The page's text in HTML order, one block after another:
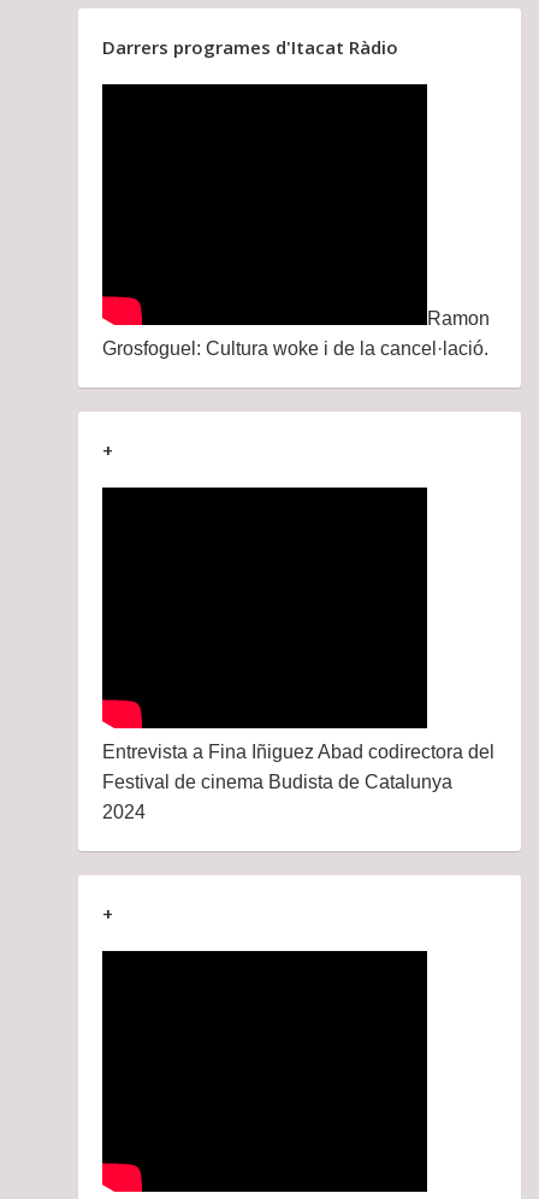
Darrers programes d'Itacat Ràdio
Ramon
Grosfoguel: Cultura woke i de la cancel·lació.
+
Entrevista a Fina Iñiguez Abad codirectora del
Festival de cinema Budista de Catalunya
2024
+